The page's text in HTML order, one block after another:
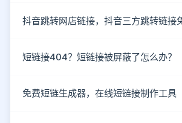
抖音跳转网店链接，抖音三方跳转链接
短链接404？短链接被屏蔽了怎么办？
免费短链生成器，在线短链接制作工具